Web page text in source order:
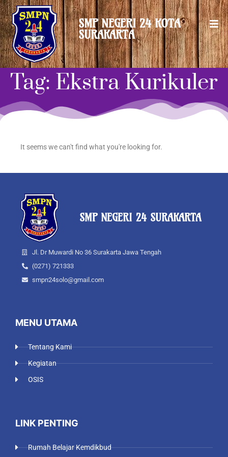
Lewati
ke
konten
SMP NEGERI 24 KOTA
SURAKARTA
Tag: Ekstra Kurikuler
It seems we can't find what you're looking for.
SMP NEGERI 24 SURAKARTA
Jl. Dr Muwardi No 36 Surakarta Jawa Tengah
(0271) 721333
smpn24solo@gmail.com
MENU UTAMA
Tentang Kami
Kegiatan
OSIS
LINK PENTING
Rumah Belajar Kemdikbud